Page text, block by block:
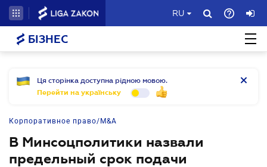
RU
БІЗНЕС
Ця сторінка доступна рідною мовою.
Перейти на українську
Корпоративное право/M&A
В Минсоцполитики назвали
предельный срок подачи